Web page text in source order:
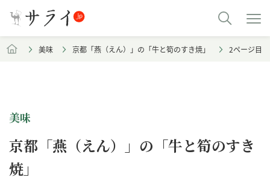
美味 京都「燕（えん）」の「牛と筍のすき焼」 2ページ目
美味
京都「燕（えん）」の「牛と筍のすき
焼」